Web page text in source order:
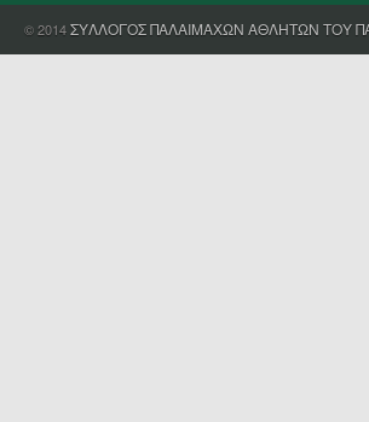
© 2014ΣΥΛΛΟΓΟΣ ΠΑΛΑΙΜΑΧΩΝ ΑΘΛΗΤΩΝ ΤΟΥ